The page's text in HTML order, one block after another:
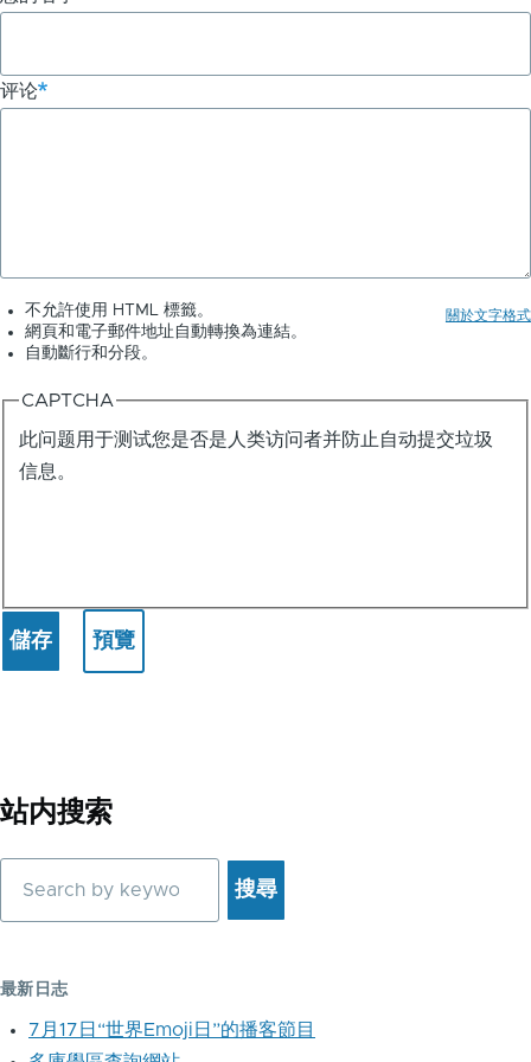
评论
關於文字格式
不允許使用 HTML 標籤。
網頁和電子郵件地址自動轉換為連結。
自動斷行和分段。
CAPTCHA
此问题用于测试您是否是人类访问者并防止自动提交垃圾
信息。
站内搜索
最新日志
7月17日“世界Emoji日”的播客節目